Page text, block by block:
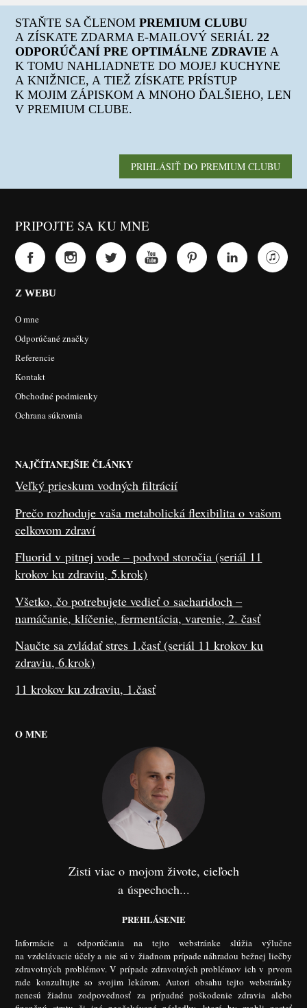
STAŇTE SA ČLENOMPREMIUM CLUBU
A ZÍSKATE ZDARMA E-MAILOVÝ SERIÁL22
ODPORÚČANÍ PRE OPTIMÁLNE ZDRAVIE A
K TOMU NAHLIADNETE DO MOJEJ KUCHYNE
A KNIŽNICE, A TIEŽ ZÍSKATE PRÍSTUP
K MOJIM ZÁPISKOM A MNOHO ĎALŠIEHO, LEN
V PREMIUM CLUBE.
PRIHLÁSIŤ DO PREMIUM CLUBU
PRIPOJTE SA KU MNE
Z WEBU
O mne
Odporúčané značky
Referencie
Kontakt
Obchodné podmienky
Ochrana súkromia
NAJČÍTANEJŠIE ČLÁNKY
Veľký prieskum vodných filtrácií
Prečo rozhoduje vaša metabolická flexibilita o vašom
celkovom zdraví
Fluorid v pitnej vode – podvod storočia (seriál 11
krokov ku zdraviu, 5.krok)
Všetko, čo potrebujete vedieť o sacharidoch –
namáčanie, klíčenie, fermentácia, varenie, 2. časť
Naučte sa zvládať stres 1.časť (seriál 11 krokov ku
zdraviu, 6.krok)
11 krokov ku zdraviu, 1.časť
O MNE
Zisti viac o mojom živote, cieľoch
a úspechoch...
PREHLÁSENIE
Informácie a odporúčania na tejto webstránke slúžia výlučne
na vzdelávacie účely a nie sú v žiadnom prípade náhradou bežnej liečby
zdravotných problémov. V prípade zdravotných problémov ich v prvom
rade konzultujte so svojim lekárom. Autori obsahu tejto webstránky
nenesú žiadnu zodpovednosť za prípadné poškodenie zdravia alebo